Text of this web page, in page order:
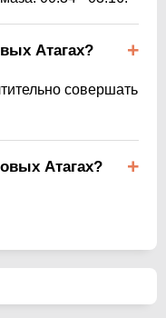
Атагах?
совершать
Атагах?